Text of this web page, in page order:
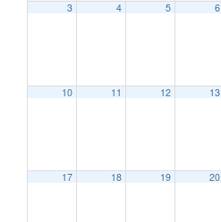
3 4 5 6
10 11 12 13
17 18 19 20